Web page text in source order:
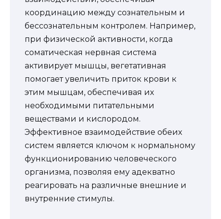
координацию между сознательным и
бессознательным контролем. Например,
при физической активности, когда
соматическая нервная система
активирует мышцы, вегетативная
помогает увеличить приток крови к
этим мышцам, обеспечивая их
необходимыми питательными
веществами и кислородом.
Эффективное взаимодействие обеих
систем является ключом к нормальному
функционированию человеческого
организма, позволяя ему адекватно
реагировать на различные внешние и
внутренние стимулы.